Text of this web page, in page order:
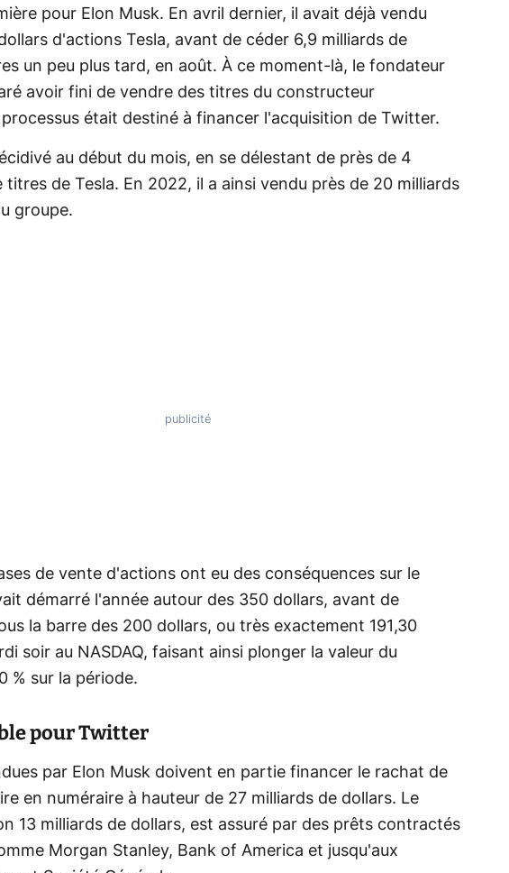
pour Elon Musk. En avril dernier, il avait déjà vendu
d'actions Tesla, avant de céder 6,9 milliards de
un peu plus tard, en août. À ce moment-là, le fondateur
avoir fini de vendre des titres du constructeur
était destiné à financer l'acquisition de Twitter.
au début du mois, en se délestant de près de 4
titres de Tesla. En 2022, il a ainsi vendu près de 20 milliards
groupe.
de vente d'actions ont eu des conséquences sur le
démarré l'année autour des 350 dollars, avant de
la barre des 200 dollars, ou très exactement 191,30
soir au NASDAQ, faisant ainsi plonger la valeur du
% sur la période.
pour Twitter
par Elon Musk doivent en partie financer le rachat de
en numéraire à hauteur de 27 milliards de dollars. Le
13 milliards de dollars, est assuré par des prêts contractés
Morgan Stanley, Bank of America et jusqu'aux